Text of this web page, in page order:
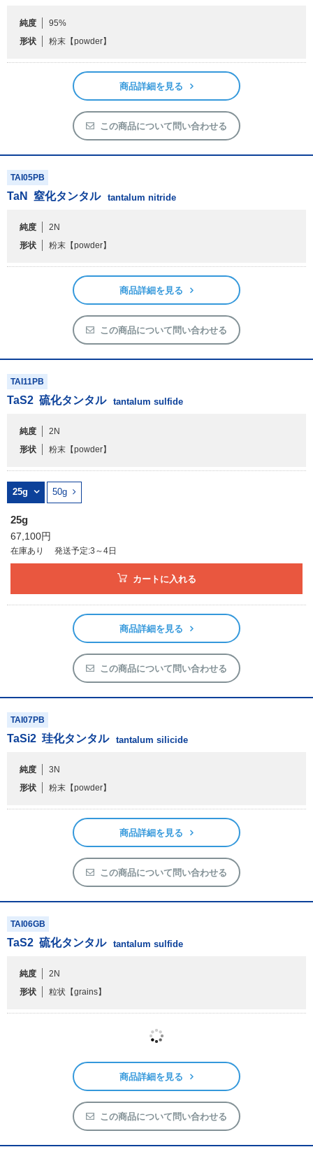
純度
95%
形状
粉末 【powder】
商品詳細を見る
この商品について問い合わせる
TAI05PB
TaN 窒化タンタル tantalum nitride
純度
2N
形状
粉末 【powder】
商品詳細を見る
この商品について問い合わせる
TAI11PB
TaS2 硫化タンタル tantalum sulfide
純度
2N
形状
粉末 【powder】
25g 50g
25g
67,100円
在庫あり 発送予定:3～4日
カートに入れる
商品詳細を見る
この商品について問い合わせる
TAI07PB
TaSi2 珪化タンタル tantalum silicide
純度
3N
形状
粉末 【powder】
商品詳細を見る
この商品について問い合わせる
TAI06GB
TaS2 硫化タンタル tantalum sulfide
純度
2N
形状
粒状 【grains】
発送予定:約2ヶ月（応相談）
受注生産